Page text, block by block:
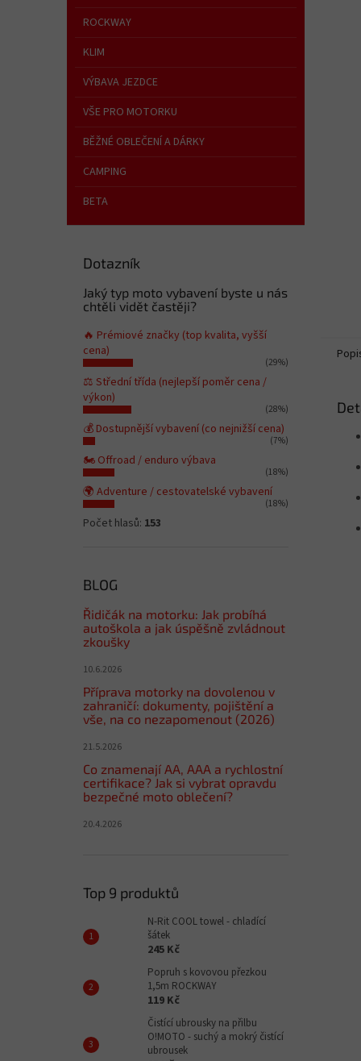
ROCKWAY
KLIM
VÝBAVA JEZDCE
VŠE PRO MOTORKU
BĚŽNÉ OBLEČENÍ A DÁRKY
CAMPING
BETA
Dotazník
Jaký typ moto vybavení byste u nás
chtěli vidět častěji?
🔥 Prémiové značky (top kvalita, vyšší
cena)
(29%)
⚖️ Střední třída (nejlepší poměr cena /
výkon)
(28%)
💰 Dostupnější vybavení (co nejnižší cena)
(7%)
🏍️ Offroad / enduro výbava
(18%)
🌍 Adventure / cestovatelské vybavení
(18%)
Počet hlasů: 153
BLOG
Řidičák na motorku: Jak probíhá
autoškola a jak úspěšně zvládnout
zkoušky
10.6.2026
Příprava motorky na dovolenou v
zahraničí: dokumenty, pojištění a
vše, na co nezapomenout (2026)
21.5.2026
Co znamenají AA, AAA a rychlostní
certifikace? Jak si vybrat opravdu
bezpečné moto oblečení?
20.4.2026
Top 9 produktů
N-Rit COOL towel - chladící
šátek
245 Kč
Popruh s kovovou přezkou
1,5m ROCKWAY
119 Kč
Čistící ubrousky na přilbu
O!MOTO - suchý a mokrý čistící
ubrousek